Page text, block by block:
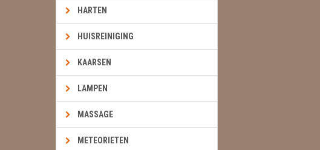
HARTEN
HUISREINIGING
KAARSEN
LAMPEN
MASSAGE
METEORIETEN